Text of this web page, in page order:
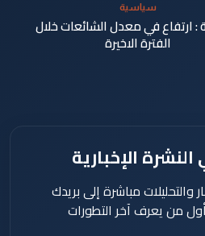
سياسية
: ارتفاع في معدل الشائعات خلال
الفترة الاخيرة
الإخبارية
مباشرة إلى بريدك
من يعرف آخر التطورات